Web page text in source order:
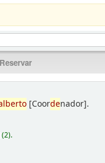
[Coordenador].
(2).